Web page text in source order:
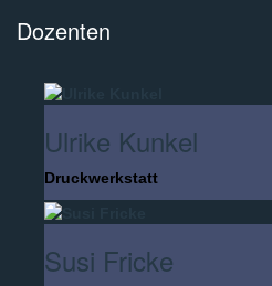
Dozenten
Ulrike Kunkel
Druckwerkstatt
Susi Fricke